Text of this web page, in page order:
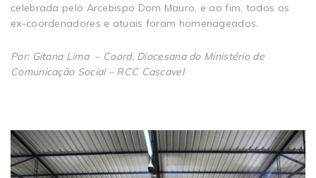
celebrada pelo Arcebispo Dom Mauro, e ao fim, todos os
ex-coordenadores e atuais foram homenageados.
Por: Gitana Lima – Coord. Diocesana do Ministério de
Comunicação Social – RCC Cascavel